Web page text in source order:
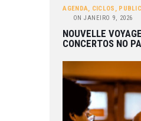
AGENDA, CICLOS ,
ON JANEIRO 9, 2026
NOUVELLE
CONCERTOS NO